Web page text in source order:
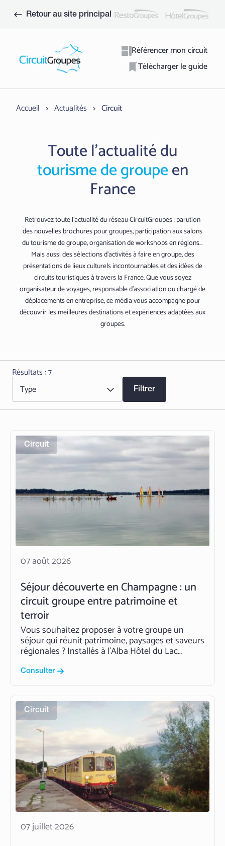
contenu Retour au site principal
Référencer mon circuit
Télécharger le guide
Accueil > Actualités > Circuit
Toute l'actualité du
tourisme de groupeen
France
Retrouvez toute l'actualité du réseau CircuitGroupes : parution
des nouvelles brochures pour groupes, participation aux salons
du tourisme de groupe, organisation de workshops en régions…
Mais aussi des sélections d'activités à faire en groupe, des
présentations de lieux culturels incontournables et des idées de
circuits touristiques à travers la France. Que vous soyez
organisateur de voyages, responsable d'association ou chargé de
déplacements en entreprise, ce média vous accompagne pour
découvrir les meilleures destinations et expériences adaptées aux
groupes.
Résultats : 7
Type
Filtrer
Circuit
07 août 2026
Séjour découverte en Champagne : un
circuit groupe entre patrimoine et
terroir
Vous souhaitez proposer à votre groupe un
séjour qui réunit patrimoine, paysages et saveurs
régionales ? Installés à l’Alba Hôtel du Lac
à 8 jours au cœur de l’Aube, Grand-Est. Troyes,
vignobles, lacs, villages et savoir-faire locaux
rythment le…Read More
Consulter
Circuit
07 juillet 2026